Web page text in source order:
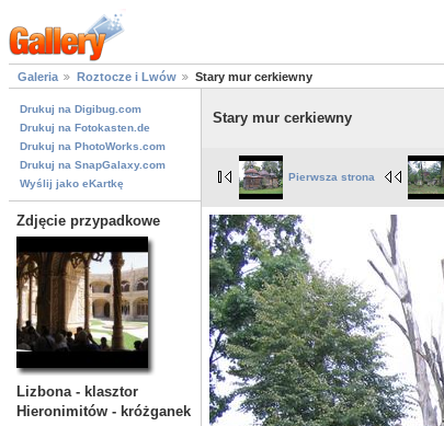
Galeria Roztocze i Lwów Stary mur cerkiewny
Drukuj na Digibug.com
Drukuj na Fotokasten.de
Drukuj na PhotoWorks.com
Drukuj na SnapGalaxy.com
Wyślij jako eKartkę
Zdjęcie przypadkowe
Lizbona - klasztor
Hieronimitów - króżganek
Stary mur cerkiewny
Pierwsza strona